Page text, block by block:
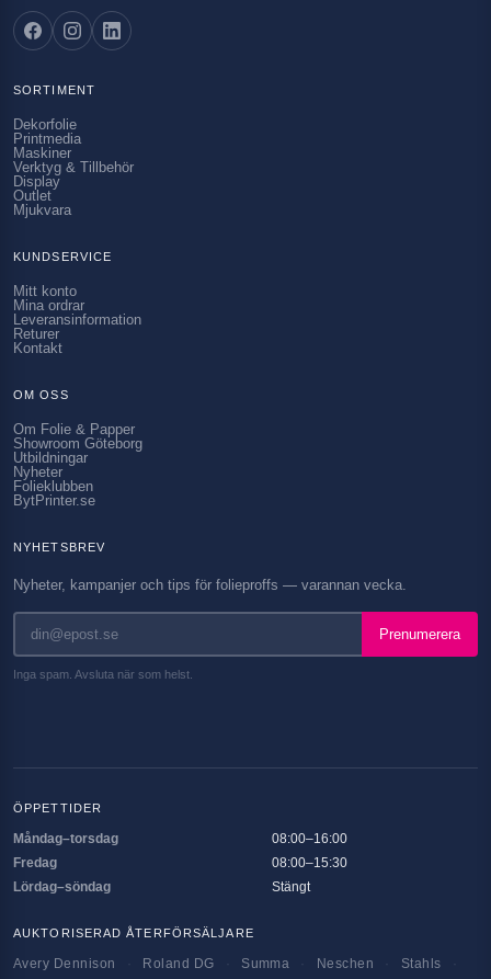
SORTIMENT
Dekorfolie
Printmedia
Maskiner
Verktyg & Tillbehör
Display
Outlet
Mjukvara
KUNDSERVICE
Mitt konto
Mina ordrar
Leveransinformation
Returer
Kontakt
OM OSS
Om Folie & Papper
Showroom Göteborg
Utbildningar
Nyheter
Folieklubben
BytPrinter.se
NYHETSBREV
Nyheter, kampanjer och tips för folieproffs — varannan vecka.
Prenumerera
Inga spam. Avsluta när som helst.
ÖPPETTIDER
Måndag–torsdag
08:00–16:00
Fredag
08:00–15:30
Lördag–söndag
Stängt
AUKTORISERAD ÅTERFÖRSÄLJARE
Avery Dennison Roland DG Summa Neschen Stahls